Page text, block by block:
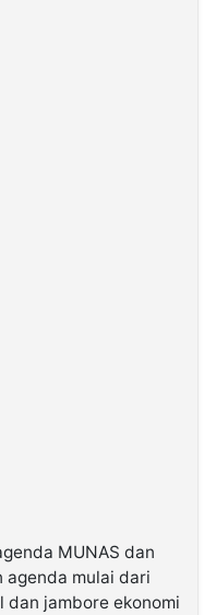
MUNAS dan
agenda mulai dari
dan jambore ekonomi